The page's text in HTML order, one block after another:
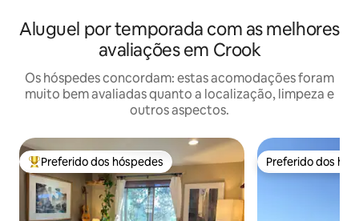
Aluguel por temporada com as melhores
avaliações em Crook
Os hóspedes concordam: estas acomodações foram
muito bem avaliadas quanto a localização, limpeza e
outros aspectos.
Entre os melhores preferidos dos hóspedes
Preferido dos hóspedes Preferido dos
Preferido dos